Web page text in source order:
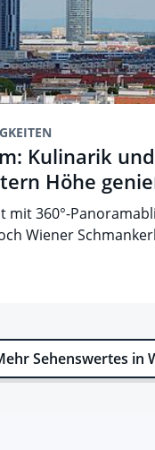
Kulinarik
Höhe
mit 360°-
Wiener
Sehenswertes in